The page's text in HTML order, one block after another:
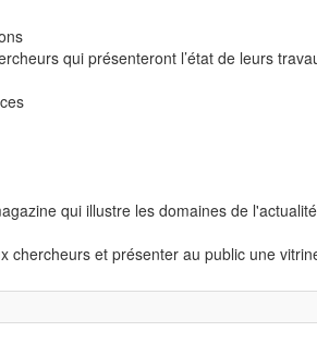
qui présenteront l’état de leurs
qui illustre les domaines de
chercheurs et présenter au public une